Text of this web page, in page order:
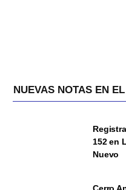
NUEVAS NOTAS EN
152 en
Nuevo
Cerro